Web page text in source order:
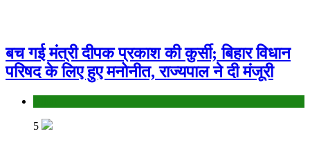
बच गई मंत्री दीपक प्रकाश की कुर्सी; बिहार विधान
परिषद के लिए हुए मनोनीत, राज्यपाल ने दी मंजूरी
5